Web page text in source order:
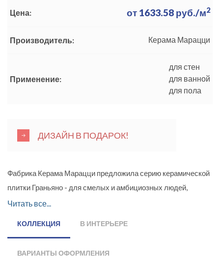
Цена: от 1633.58 руб./м2
Производитель: Керама Марацци
Применение:
для стен
для ванной
для пола
ДИЗАЙН В ПОДАРОК!
Фабрика Керама Марацци предложила серию керамической
плитки Граньяно - для смелых и амбициозных людей,
стремящихся наполнить свою жизнь новыми эмоциями и
серии предложена плитка ярко-красного, белоснежного и
кухни, выполненный с использованием таких контрастных
Читать все...
КОЛЛЕКЦИЯ В ИНТЕРЬЕРЕ
ВАРИАНТЫ ОФОРМЛЕНИЯ